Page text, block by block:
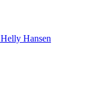
Helly Hansen